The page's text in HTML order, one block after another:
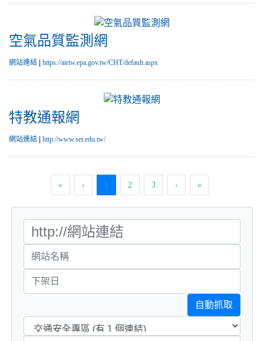
空氣品質監測網
網站連結 https://airtw.epa.gov.tw/CHT/default.aspx
特教通報網
網站連結 http://www.set.edu.tw/
« ‹ 1 (current)
2 3 › »
自動抓取